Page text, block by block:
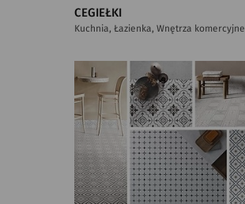
CEGIEŁKI
Kuchnia, Łazienka, Wnętrza komercyjne